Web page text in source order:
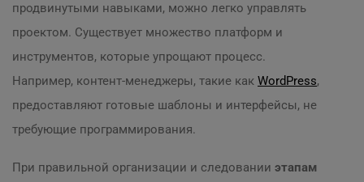
продвинутыми навыками, можно легко управлять
проектом. Существует множество платформ и
инструментов, которые упрощают процесс.
Например, контент-менеджеры, такие как WordPress,
предоставляют готовые шаблоны и интерфейсы, не
требующие программирования.
При правильной организации и следовании этапам